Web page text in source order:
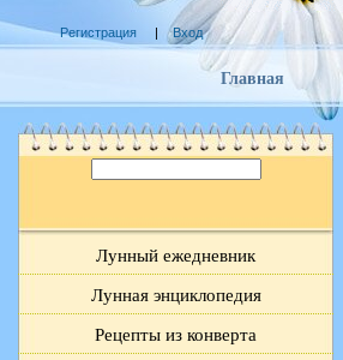
Регистрация |Вход
Главная
Лунный ежедневник
Лунная энциклопедия
Рецепты из конверта